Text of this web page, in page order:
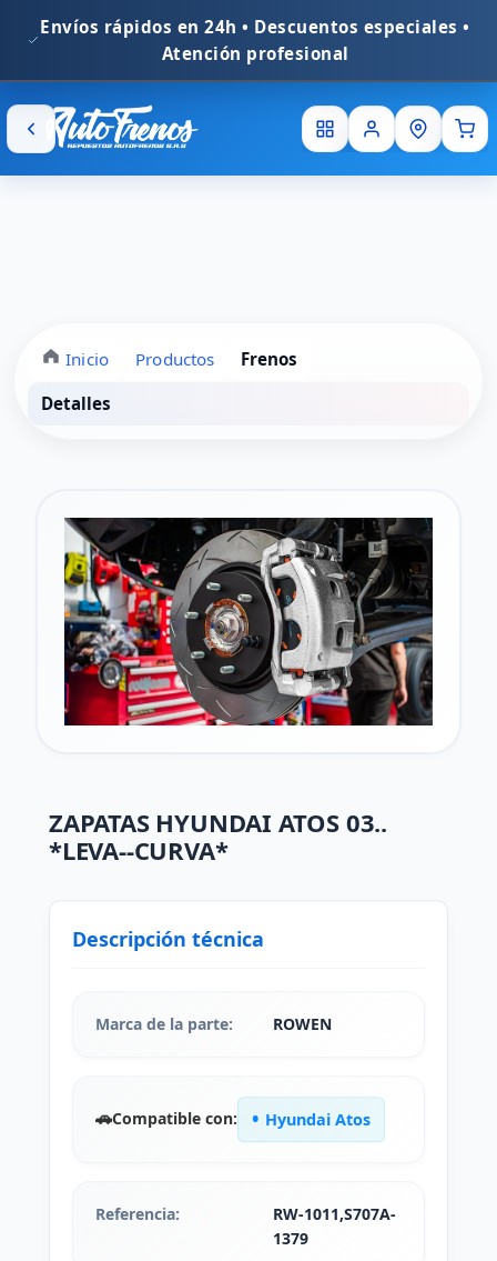
Inicio Productos
Frenos
Detalles
ZAPATAS HYUNDAI ATOS 03..
*LEVA--CURVA*
Descripción técnica
Marca de la parte: ROWEN
🚗Compatible con: Hyundai Atos
Referencia:
RW-1011,S707A-
1379